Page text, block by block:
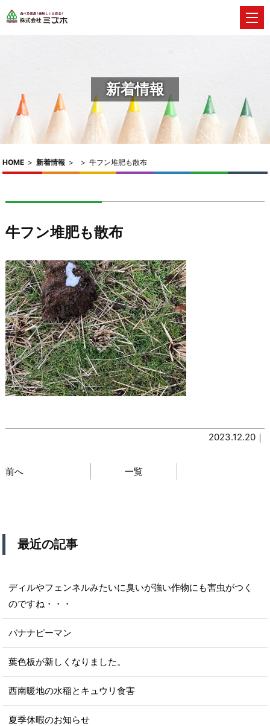
新着情報
HOME > 新着情報 > > 牛フン堆肥も散布
牛フン堆肥も散布
2023.12.20｜
前へ 一覧
最近の記事
ディルやフェンネルみたいに臭いが強い作物にも害虫がつく
のですね・・・
バナナピーマン
葉色板が新しくなりました。
西南暖地の水稲とキュウリ食害
夏季休暇のお知らせ